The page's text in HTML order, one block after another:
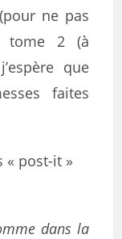
ne pas
tome 2 (à
que
faites
« post-it »
dans la